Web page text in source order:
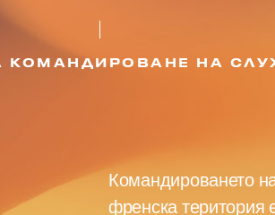
КОМАНДИРОВАНЕ НА
Командироването
френска територия